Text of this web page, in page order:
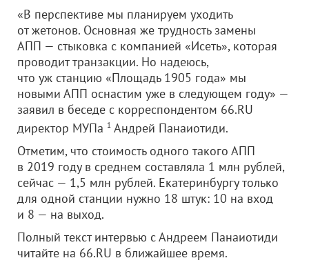
«В перспективе мы планируем уходить
от жетонов. Основная же трудность замены
АПП — стыковка с компанией «Исеть», которая
проводит транзакции. Но надеюсь,
что уж станцию «Площадь 1905 года» мы
новыми АПП оснастим уже в следующем году» —
заявил в беседе с корреспондентом 66.RU
директор МУПа 1 Андрей Панаиотиди.
Отметим, что стоимость одного такого АПП
в 2019 году в среднем составляла 1 млн рублей,
сейчас — 1,5 млн рублей. Екатеринбургу только
для одной станции нужно 18 штук: 10 на вход
и 8 — на выход.
Полный текст интервью с Андреем Панаиотиди
читайте на 66.RU в ближайшее время.